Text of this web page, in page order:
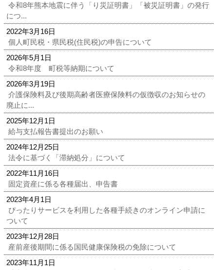
令和8年熊本地震に伴う「り災証明書」「被災証明書」の発行
につ...
2022年3月16日
個人町民税・県民税(住民税)の申告について
2026年5月1日
令和8年度 町税等納期について
2026年3月19日
介護保険料及び後期高齢者医療保険料の仮徴収のお知らせの
廃止に...
2025年12月1日
給与支払報告書提出のお願い
2024年12月25日
法令に基づく「滞納処分」について
2022年11月16日
固定資産に係る各種届出、申告書
2023年4月1日
ぴったりサービスを利用した各種手続きのオンライン申請に
ついて
2023年12月28日
産前産後期間に係る国民健康保険税の免除について
2023年11月1日